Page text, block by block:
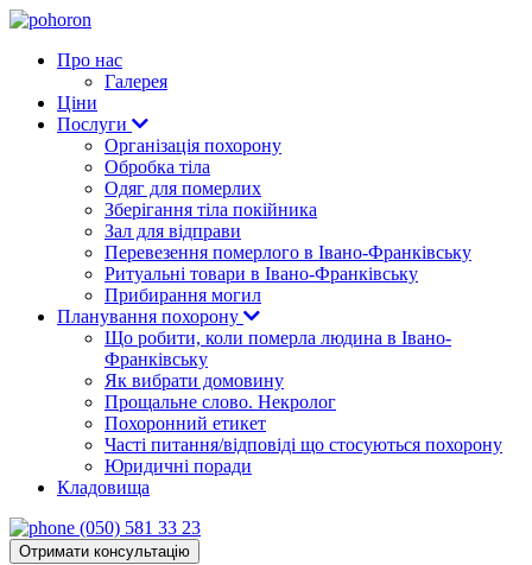
Про нас
Галерея
Ціни
Послуги
Організація похорону
Обробка тіла
Одяг для померлих
Зберігання тіла покійника
Зал для відправи
Перевезення померлого в Івано-Франківську
Ритуальні товари в Івано-Франківську
Прибирання могил
Планування похорону
Що робити, коли померла людина в Івано-
Франківську
Як вибрати домовину
Прощальне слово. Некролог
Похоронний етикет
Часті питання/відповіді що стосуються похорону
Юридичні поради
Кладовища
(050) 581 33 23
Отримати консультацію